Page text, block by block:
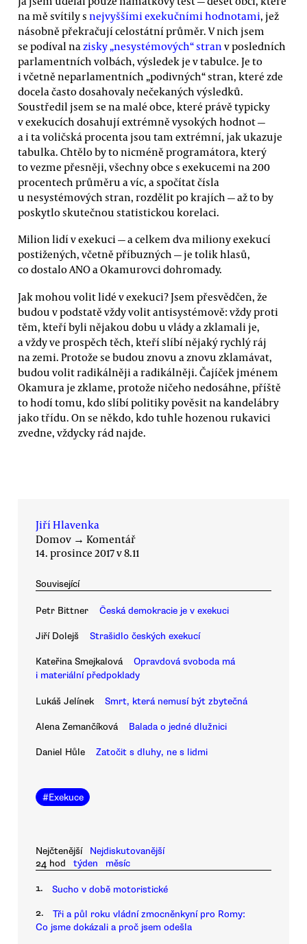
na mě svítily s nejvyššími exekučními hodnotami, jež
násobně překračují celostátní průměr. V nich jsem
se podíval na zisky „nesystémových“ stran v posledních
parlamentních volbách, výsledek je v tabulce. Je to
i včetně neparlamentních „podivných“ stran, které zde
docela často dosahovaly nečekaných výsledků.
Soustředil jsem se na malé obce, které právě typicky
v exekucích dosahují extrémně vysokých hodnot —
a i ta voličská procenta jsou tam extrémní, jak ukazuje
tabulka. Chtělo by to nicméně programátora, který
to vezme přesněji, všechny obce s exekucemi na 200
procentech průměru a víc, a spočítat čísla
u nesystémových stran, rozdělit po krajích — až to by
poskytlo skutečnou statistickou korelaci.
Milion lidí v exekuci — a celkem dva miliony exekucí
postižených, včetně příbuzných — je tolik hlasů,
co dostalo ANO a Okamurovci dohromady.
Jak mohou volit lidé v exekuci? Jsem přesvědčen, že
budou v podstatě vždy volit antisystémově: vždy proti
těm, kteří byli nějakou dobu u vlády a zklamali je,
a vždy ve prospěch těch, kteří slíbí nějaký rychlý ráj
na zemi. Protože se budou znovu a znovu zklamávat,
budou volit radikálněji a radikálněji. Čajíček jménem
Okamura je zklame, protože ničeho nedosáhne, příště
to hodí tomu, kdo slíbí politiky pověsit na kandelábry
jako třídu. On se někdo, kdo tuhle hozenou rukavici
zvedne, vždycky rád najde.
Jiří Hlavenka
Domov → Komentář
14. prosince 2017 v 8.11
Související
Petr Bittner Česká demokracie je v exekuci
Jiří Dolejš Strašidlo českých exekucí
Kateřina Smejkalová
Opravdová svoboda má
i materiální předpoklady
Lukáš Jelínek Smrt, která nemusí být zbytečná
Alena Zemančíková Balada o jedné dlužnici
Daniel Hůle Zatočit s dluhy, ne s lidmi
#Exekuce
Nejčtenější
Nejdiskutovanější
24 hod
týden měsíc
1. Sucho v době motoristické
2.
Tři a půl roku vládní zmocněnkyní pro Romy:
Co jsme dokázali a proč jsem odešla